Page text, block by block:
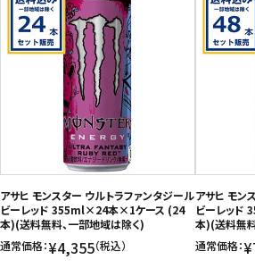
アサヒ モンスター ウルトラファンタジール
ビーレッド 355ml×24本×1ケース (24
本)(送料無料、一部地域は除く)
通常価格：¥4,355（税込）
アサヒ モン
ビーレッ
本)(送料無
通常価格：